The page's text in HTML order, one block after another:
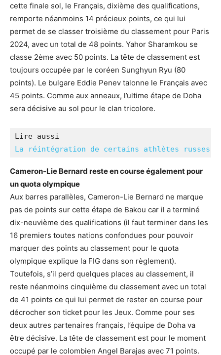
cette finale sol, le Français, dixième des qualifications,
remporte néanmoins 14 précieux points, ce qui lui
permet de se classer troisième du classement pour Paris
2024, avec un total de 48 points. Yahor Sharamkou se
classe 2ème avec 50 points. La tête de classement est
toujours occupée par le coréen Sunghyun Ryu (80
points). Le bulgare Eddie Penev talonne le Français avec
45 points. Comme aux anneaux, l’ultime étape de Doha
sera décisive au sol pour le clan tricolore.
La réintégration de certains athlètes russes
Cameron-Lie Bernard reste en course également pour
un quota olympique
Aux barres parallèles, Cameron-Lie Bernard ne marque
pas de points sur cette étape de Bakou car il a terminé
dix-neuvième des qualifications (il faut terminer dans les
16 premiers toutes nations confondues pour pouvoir
marquer des points au classement pour le quota
olympique explique la FIG dans son règlement).
Toutefois, s’il perd quelques places au classement, il
reste néanmoins cinquième du classement avec un total
de 41 points ce qui lui permet de rester en course pour
décrocher son ticket pour les Jeux. Comme pour ses
deux autres partenaires français, l’équipe de Doha va
être décisive. La tête de classement est pour le moment
occupé par le colombien Angel Barajas avec 71 points.